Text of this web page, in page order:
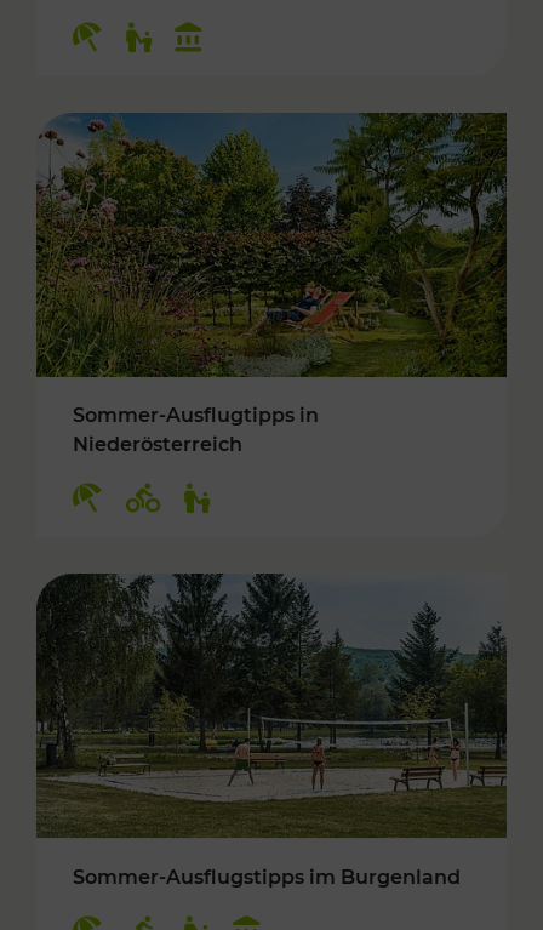
Sommer-Ausflugtipps in
Niederösterreich
Sommer-Ausflugstipps im Burgenland